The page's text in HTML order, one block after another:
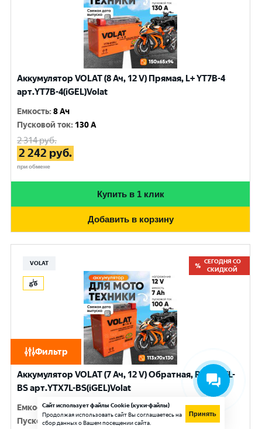
Фильтр
Аккумулятор VOLAT (8 Ач, 12 V) Прямая, L+ YT7B-4
арт.YT7B-4(iGEL)Volat
Емкость:8 Ач
Пусковой ток: 130 A
2 314руб.
2 242 руб.
при обмене
Купить в 1 клик
Добавить в корзину
VOLAT
СЕГОДНЯ СО
СКИДКОЙ
Аккумулятор VOLAT (7 Ач, 12 V) Обратная, R+ YTX7L-
BS арт.YTX7L-BS(iGEL)Volat
Емкость:7 Ач
Пусковой ток:100 A
Сайт использует файлы Cookie (куки-файлы)
Продолжая использовать сайт Вы соглашаетесь на
сбор данных о Вашем посещении сайта.
Принять